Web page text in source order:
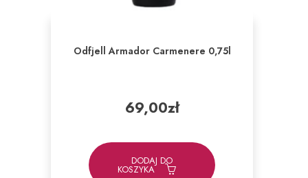
Odfjell Armador Carmenere 0,75l
69,00zł
DODAJ DO
KOSZYKA